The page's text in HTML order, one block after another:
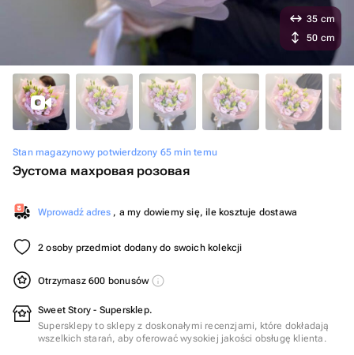
Stan magazynowy potwierdzony 65 min temu
Эустома махровая розовая
Wprowadź adres , a my dowiemy się, ile kosztuje dostawa
2 osoby przedmiot dodany do swoich kolekcji
Otrzymasz 600 bonusów
Sweet Story - Supersklep.
Supersklepy to sklepy z doskonałymi recenzjami, które dokładają
wszelkich starań, aby oferować wysokiej jakości obsługę klienta.
35 cm
50 cm